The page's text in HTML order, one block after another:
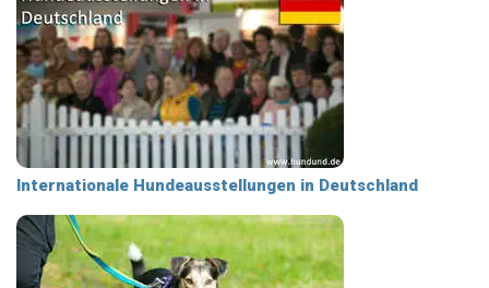
Internationale Hundeausstellungen in Deutschland